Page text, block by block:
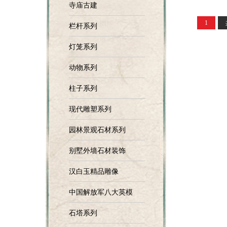
寺庙古建
栏杆系列
灯笼系列
动物系列
柱子系列
现代雕塑系列
园林景观石材系列
别墅外墙石材装饰
汉白玉精品雕像
中国解放军八大英模
石塔系列
1